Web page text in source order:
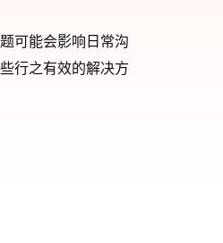
可能会影响日常沟
行之有效的解决方